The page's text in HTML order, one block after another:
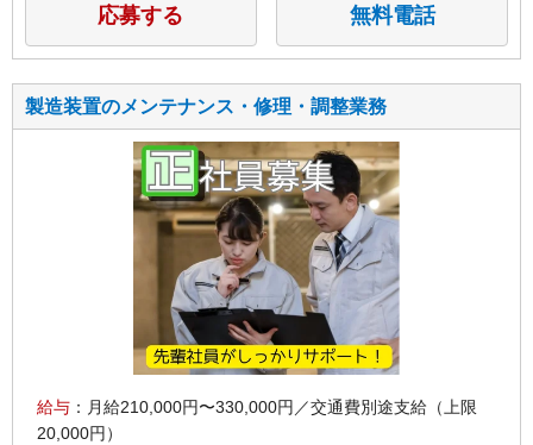
応募する 無料電話
製造装置のメンテナンス・修理・調整業務
給与 ：月給210,000円〜330,000円／交通費別途支給（上限
20,000円）